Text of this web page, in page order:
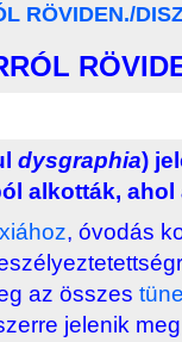
RÖVIDEN./
dysgraphia)
alkották, ahol
, óvodás
az összes
jelenik